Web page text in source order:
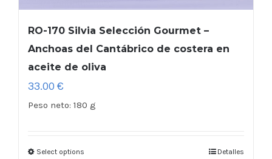
RO-170 Silvia Selección Gourmet –
Anchoas del Cantábrico de costera en
aceite de oliva
33.00 €
Peso neto: 180 g
Select options Detalles